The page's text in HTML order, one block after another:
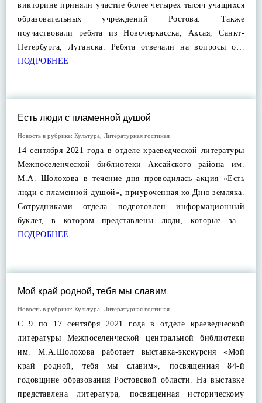
викторине приняли участие более четырех тысяч учащихся
образовательных учреждений Ростова. Также
поучаствовали ребята из Новочеркасска, Аксая, Санкт-
Петербурга, Луганска. Ребята отвечали на вопросы о…
ПОДРОБНЕЕ
Есть люди с пламенной душой
Новость в рубрике: Культура Литературная гостиная
14 сентября 2021 года в отделе краеведческой литературы
Межпоселенческой библиотеки Аксайского района им.
М.А. Шолохова в течение дня проводилась акция «Есть
люди с пламенной душой», приуроченная ко Дню земляка.
Сотрудниками отдела подготовлен информационный
буклет, в котором представлены люди, которые за…
ПОДРОБНЕЕ
Мой край родной, тебя мы славим
Новость в рубрике: Культура Литературная гостиная
С 9 по 17 сентября 2021 года в отделе краеведческой
литературы Межпоселенческой центральной библиотеки
им. М.А.Шолохова работает выставка-экскурсия «Мой
край родной, тебя мы славим», посвященная 84-й
годовщине образования Ростовской области. На выставке
представлена литература, посвященная историческому